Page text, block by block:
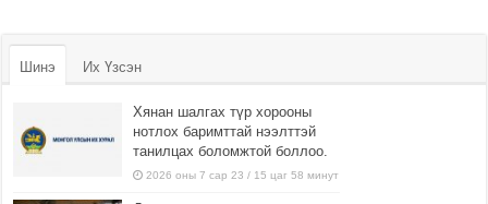
Шинэ Их Үзсэн
Хянан шалгах түр хорооны
нотлох баримттай нээлттэй
танилцах боломжтой боллоо.
2026 оны 7 сар 23 / 15 цаг 58 минут